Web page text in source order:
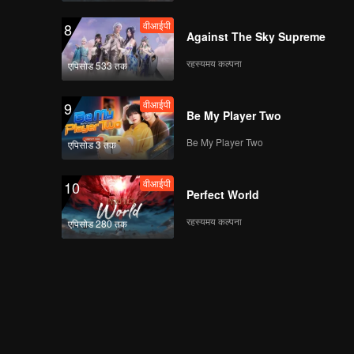
8
एपिसोड 533 तक
वीआईपी
Against The Sky Supreme
रहस्यमय कल्पना
9
एपिसोड 3 तक
वीआईपी
Be My Player Two
Be My Player Two
10
एपिसोड 280 तक
वीआईपी
Perfect World
रहस्यमय कल्पना